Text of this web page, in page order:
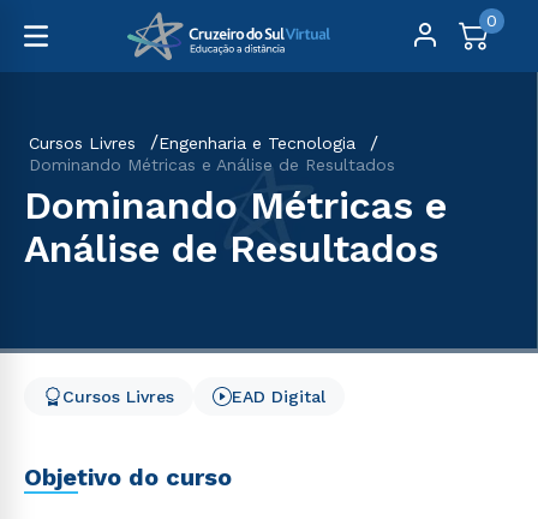
0
Cursos Livres
Engenharia e Tecnologia
Dominando Métricas e Análise de Resultados
Dominando Métricas e
Análise de Resultados
Cursos Livres EAD Digital
Objetivo do curso